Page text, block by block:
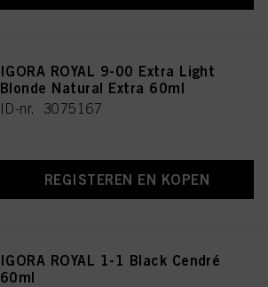
IGORA ROYAL 9-00 Extra Light
Blonde Natural Extra 60ml
ID-nr. 3075167
REGISTEREN EN KOPEN
IGORA ROYAL 1-1 Black Cendré
60ml